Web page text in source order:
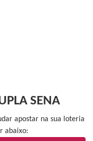
SENA
apostar na sua loteria
abaixo: